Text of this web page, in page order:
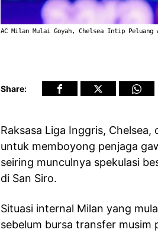
AC Milan Mulai Goyah, Chelsea Intip Peluang
Share:
Raksasa Liga Inggris,
untuk memboyong penjaga
seiring munculnya spekulasi
di San Siro.
Situasi internal Milan yang
sebelum bursa transfer musim